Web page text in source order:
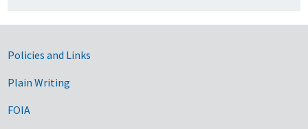
Government Links
Policies and Links
Plain Writing
FOIA